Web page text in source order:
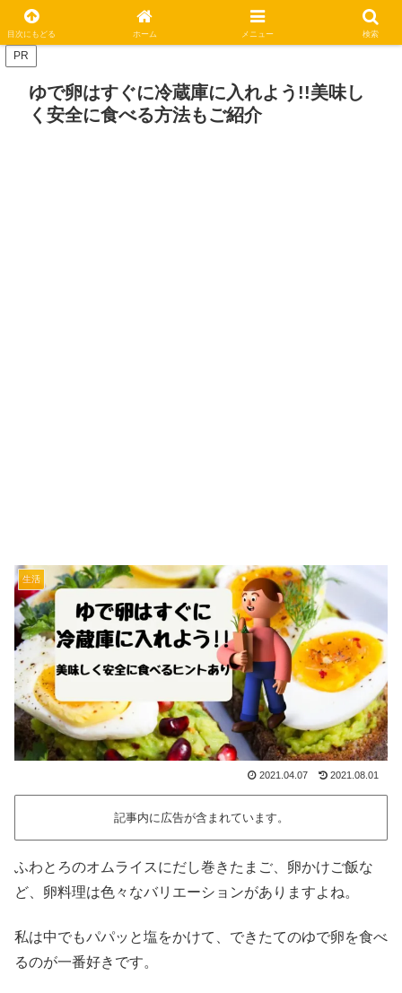
休日はステキな一日にしましょう
PR
ゆで卵はすぐに冷蔵庫に入れよう!!美味し
く安全に食べる方法もご紹介
生活
2021.04.07 2021.08.01
記事内に広告が含まれています。
ふわとろのオムライスにだし巻きたまご、卵かけご飯な
ど、卵料理は色々なバリエーションがありますよね。
私は中でもパパッと塩をかけて、できたてのゆで卵を食べ
るのが一番好きです。
目次にもどる ホーム メニュー 検索